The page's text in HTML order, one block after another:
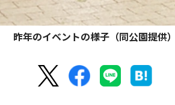
昨年のイベントの様子（同公園提供）